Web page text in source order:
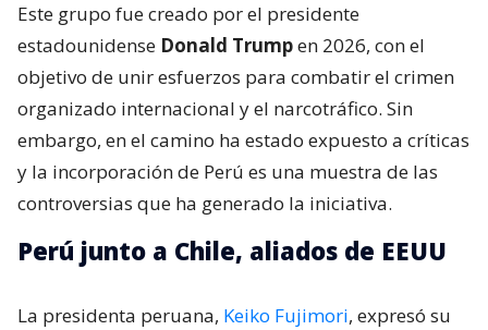
Este grupo fue creado por el presidente
estadounidense Donald Trumpen 2026, con el
objetivo de unir esfuerzos para combatir el crimen
organizado internacional y el narcotráfico. Sin
embargo, en el camino ha estado expuesto a críticas
y la incorporación de Perú es una muestra de las
controversias que ha generado la iniciativa.
Perú junto a Chile, aliados de EEUU
La presidenta peruana, Keiko Fujimori, expresó su